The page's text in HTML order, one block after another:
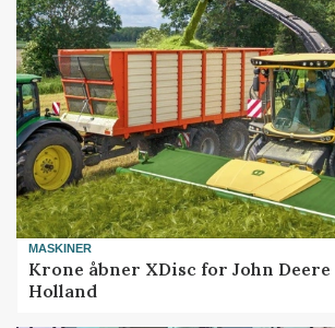
MASKINER
Krone åbner XDisc for John Deere
Holland